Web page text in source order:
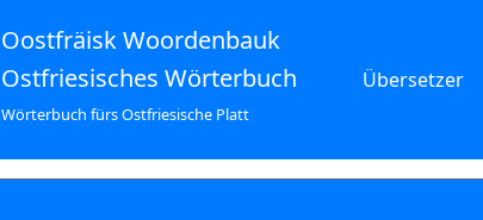
Oostfräisk Woordenbauk
Ostfriesisches Wörterbuch
Wörterbuch fürs Ostfriesische Platt
Übersetzer